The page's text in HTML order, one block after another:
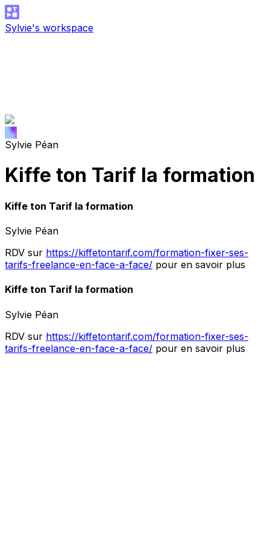
Sylvie's workspace
Sylvie Péan
Kiffe ton Tarif la formation
Kiffe ton Tarif la formation
Sylvie Péan
RDV sur https://kiffetontarif.com/formation-fixer-ses-
tarifs-freelance-en-face-a-face/ pour en savoir plus
Kiffe ton Tarif la formation
Sylvie Péan
RDV sur https://kiffetontarif.com/formation-fixer-ses-
tarifs-freelance-en-face-a-face/ pour en savoir plus